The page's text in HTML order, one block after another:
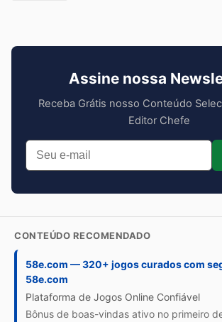
Assine nossa
Receba Grátis nosso Conteúdo
Editor Chefe
CONTEÚDO RECOMENDADO
58e.com — 320+ jogos curados com
58e.com
Plataforma de Jogos Online Confiável
Bônus de boas-vindas ativo no primeiro